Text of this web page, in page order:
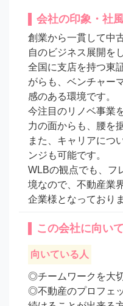
会社の印象・社
創業から一貫して中
自のビジネス展開を
全国に支店を持つ東
がらも、ベンチャー
感のある環境です。
今注目のリノベ事業
力の面からも、腰を
また、キャリアにつ
ンジも可能です。
WLBの観点でも、フ
境なので、不動産業
企業様となっており
この会社に向い
向いている人
◎チームワークを大
◎不動産のプロフェ